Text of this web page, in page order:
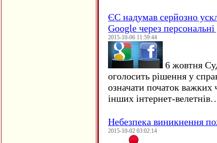
ЄC надумав серйозно
Google через персональні
2015-10-06 11:59:44
6 жовтня
оголосить рішення у
означати початок важких
інших інтернет-
Небезпека виникнення
2015-10-02 03:02:14